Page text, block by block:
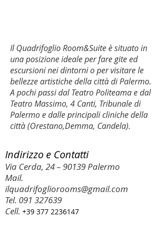
Il Quadrifoglio Room&Suite è situato in
una posizione ideale per fare gite ed
escursioni nei dintorni o per visitare le
bellezze artistiche della città di Palermo.
A pochi passi dal Teatro Politeama e dal
Teatro Massimo, 4 Canti, Tribunale di
Palermo e dalle principali cliniche della
città (Orestano,Demma, Candela).
Indirizzo e Contatti
Via Cerda, 24 – 90139 Palermo
Mail.
ilquadrifogliorooms@gmail.com
Tel. 091 327639
Cell. +39 377 2236147